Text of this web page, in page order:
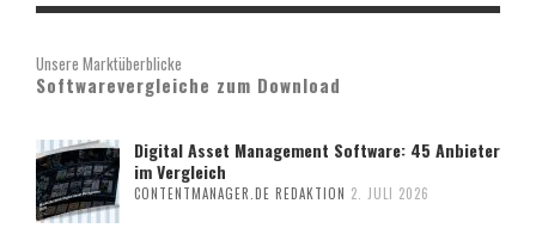
Unsere Marktüberblicke
Softwarevergleiche zum Download
Digital Asset Management Software: 45 Anbieter
im Vergleich
CONTENTMANAGER.DE REDAKTION 2. JULI 2026